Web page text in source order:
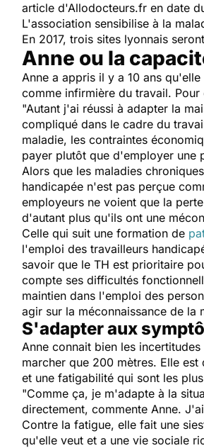
article d'Allodocteurs.fr en date
L'association sensibilise à la
En 2017, trois sites lyonnais
Anne ou la
Anne a appris il y a 10 ans
comme infirmière du travail.
"Autant j'ai réussi à adapter la
compliqué dans le cadre du
maladie, les contraintes
payer plutôt que d'employer une
Alors que les maladies
handicapée n'est pas perçue
employeurs ne voient que la
d'autant plus qu'ils ont une
Celle qui suit une formation de
l'emploi des travailleurs
savoir que le TH est prioritaire
compte ses difficultés
maintien dans l'emploi des
agir sur la méconnaissance de la
S'adapter aux
Anne connait bien les
marcher que 200 mètres. Elle
et une fatigabilité qui sont les
"Comme ça, je m'adapte à la
directement, commente Anne.
Contre la fatigue, elle fait une
qu'elle veut et a une vie sociale